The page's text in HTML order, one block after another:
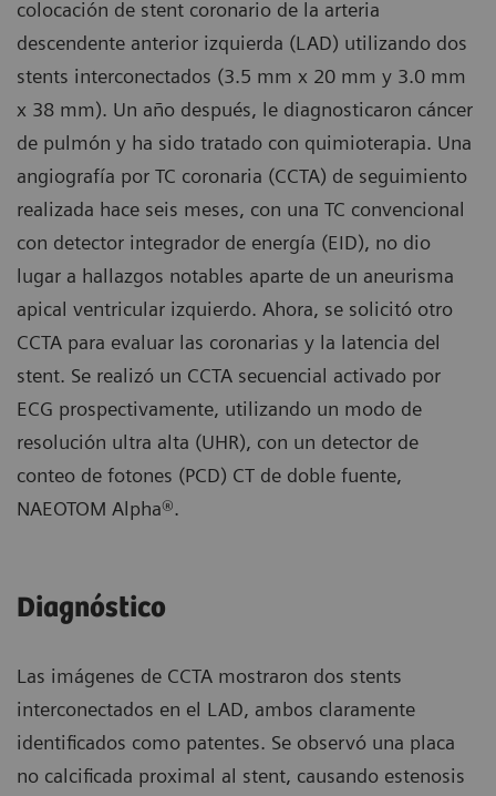
colocación de stent coronario de la arteria
descendente anterior izquierda (LAD) utilizando dos
stents interconectados (3.5 mm x 20 mm y 3.0 mm
x 38 mm). Un año después, le diagnosticaron cáncer
de pulmón y ha sido tratado con quimioterapia. Una
angiografía por TC coronaria (CCTA) de seguimiento
realizada hace seis meses, con una TC convencional
con detector integrador de energía (EID), no dio
lugar a hallazgos notables aparte de un aneurisma
apical ventricular izquierdo. Ahora, se solicitó otro
CCTA para evaluar las coronarias y la latencia del
stent. Se realizó un CCTA secuencial activado por
ECG prospectivamente, utilizando un modo de
resolución ultra alta (UHR), con un detector de
conteo de fotones (PCD) CT de doble fuente,
NAEOTOM Alpha®.
Diagnóstico
Las imágenes de CCTA mostraron dos stents
interconectados en el LAD, ambos claramente
identificados como patentes. Se observó una placa
no calcificada proximal al stent, causando estenosis